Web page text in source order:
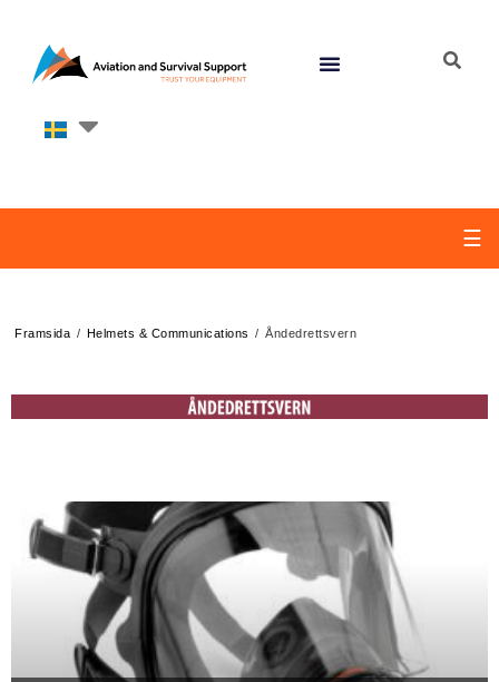
☰
Framsida / Helmets & Communications / Åndedrettsvern